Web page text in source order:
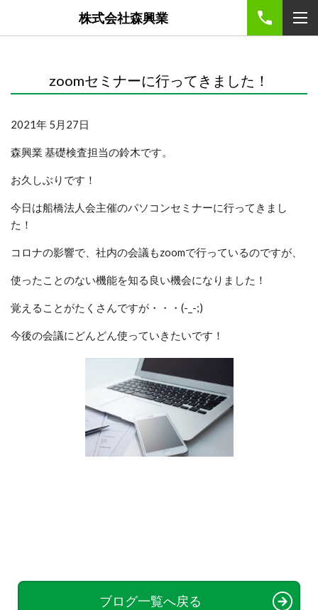
株式会社森興業
zoomセミナーに行ってきました！
2021年 5月27日
森興業 基礎検査担当の鈴木です。
お久しぶりです！
今日は船橋法人会主催のパソコンセミナーに行ってきまし
た！
コロナの影響で、社内の会議もzoomで行っているのですが、
使ったことのない機能を知る良い機会になりました！
覚えることがたくさんですが・・・(-_-;)
今後の会議にどんどん使っていきたいです！
ブログ一覧へ戻る